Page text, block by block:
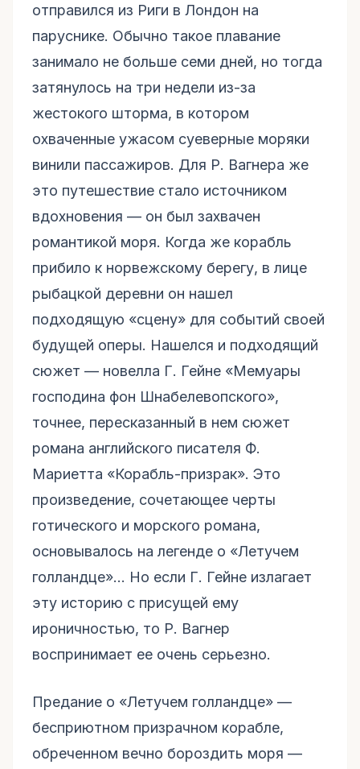
отправился из Риги в Лондон на
паруснике. Обычно такое плавание
занимало не больше семи дней, но тогда
затянулось на три недели из-за
жестокого шторма, в котором
охваченные ужасом суеверные моряки
винили пассажиров. Для Р. Вагнера же
это путешествие стало источником
вдохновения — он был захвачен
романтикой моря. Когда же корабль
прибило к норвежскому берегу, в лице
рыбацкой деревни он нашел
подходящую «сцену» для событий своей
будущей оперы. Нашелся и подходящий
сюжет — новелла Г. Гейне «Мемуары
господина фон Шнабелевопского»,
точнее, пересказанный в нем сюжет
романа английского писателя Ф.
Мариетта «Корабль-призрак». Это
произведение, сочетающее черты
готического и морского романа,
основывалось на легенде о «Летучем
голландце»… Но если Г. Гейне излагает
эту историю с присущей ему
ироничностью, то Р. Вагнер
воспринимает ее очень серьезно.
Предание о «Летучем голландце» —
бесприютном призрачном корабле,
обреченном вечно бороздить моря —